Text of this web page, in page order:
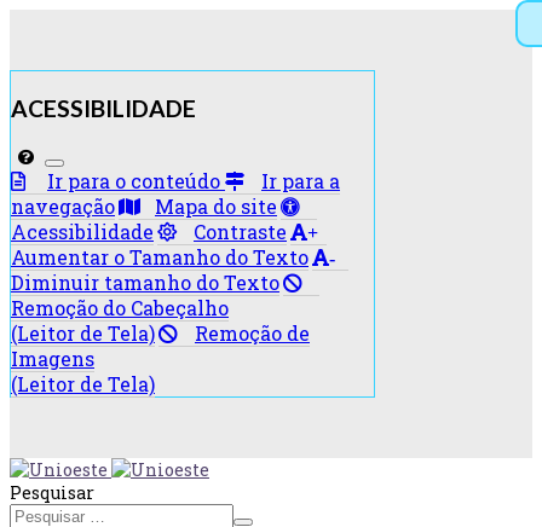
ACESSIBILIDADE
Ir para o conteúdo
Ir para a
navegação
Mapa do site
Acessibilidade
Contraste +
Aumentar o Tamanho do Texto -
Diminuir tamanho do Texto
Remoção do Cabeçalho
(Leitor de Tela)
Remoção de
Imagens
(Leitor de Tela)
Pesquisar